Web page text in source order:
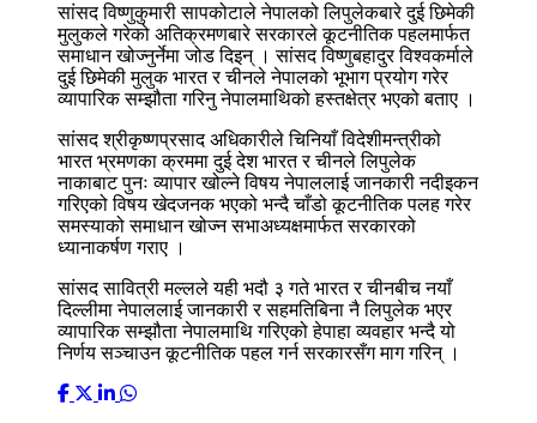
सांसद विष्णुकुमारी सापकोटाले नेपालको लिपुलेकबारे दुई छिमेकी
मुलुकले गरेको अतिक्रमणबारे सरकारले कूटनीतिक पहलमार्फत
समाधान खोज्नुर्नेमा जोड दिइन् । सांसद विष्णुबहादुर विश्वकर्माले
दुई छिमेकी मुलुक भारत र चीनले नेपालको भूभाग प्रयोग गरेर
व्यापारिक सम्झौता गरिनु नेपालमाथिको हस्तक्षेत्र भएको बताए ।
सांसद श्रीकृष्णप्रसाद अधिकारीले चिनियाँ विदेशीमन्त्रीको
भारत भ्रमणका क्रममा दुई देश भारत र चीनले लिपुलेक
नाकाबाट पुनः व्यापार खोल्ने विषय नेपाललाई जानकारी नदीइकन
गरिएको विषय खेदजनक भएको भन्दै चाँडो कूटनीतिक पलह गरेर
समस्याको समाधान खोज्न सभाअध्यक्षमार्फत सरकारको
ध्यानाकर्षण गराए ।
सांसद सावित्री मल्लले यही भदौ ३ गते भारत र चीनबीच नयाँ
दिल्लीमा नेपाललाई जानकारी र सहमतिबिना नै लिपुलेक भएर
व्यापारिक सम्झौता नेपालमाथि गरिएको हेपाहा व्यवहार भन्दै यो
निर्णय सञ्चाउन कूटनीतिक पहल गर्न सरकारसँग माग गरिन् ।